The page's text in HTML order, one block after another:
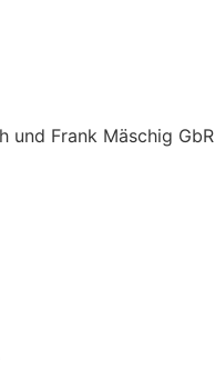
und Frank Mäschig GbR